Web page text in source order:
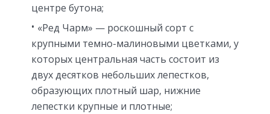
центре бутона;
«Ред Чарм» — роскошный сорт с
крупными темно-малиновыми цветками, у
которых центральная часть состоит из
двух десятков небольших лепестков,
образующих плотный шар, нижние
лепестки крупные и плотные;